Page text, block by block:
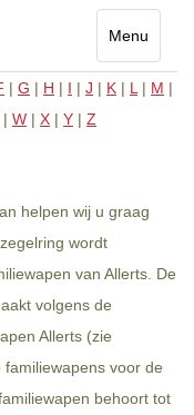
Menu
Toggle
| G | H | I | J | K | L | M |
| W | X | Y | Z
helpen wij u graag
wordt
van Allerts. De
volgens de
Allerts (zie
voor de
behoort tot